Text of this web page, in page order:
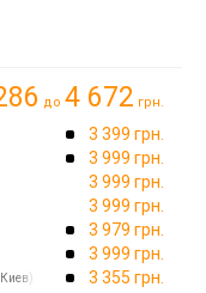
до 4 672 грн.
3 399 грн.
3 999 грн.
3 999 грн.
3 999 грн.
3 979 грн.
3 999 грн.
3 355 грн.